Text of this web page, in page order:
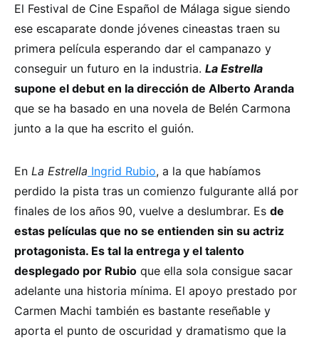
El Festival de Cine Español de Málaga sigue siendo
ese escaparate donde jóvenes cineastas traen su
primera película esperando dar el campanazo y
conseguir un futuro en la industria. La Estrella
supone el debut en la dirección de Alberto Aranda
que se ha basado en una novela de Belén Carmona
junto a la que ha escrito el guión.
En La Estrella Ingrid Rubio, a la que habíamos
perdido la pista tras un comienzo fulgurante allá por
finales de los años 90, vuelve a deslumbrar. Es de
estas películas que no se entienden sin su actriz
protagonista. Es tal la entrega y el talento
desplegado por Rubio que ella sola consigue sacar
adelante una historia mínima. El apoyo prestado por
Carmen Machi también es bastante reseñable y
aporta el punto de oscuridad y dramatismo que la